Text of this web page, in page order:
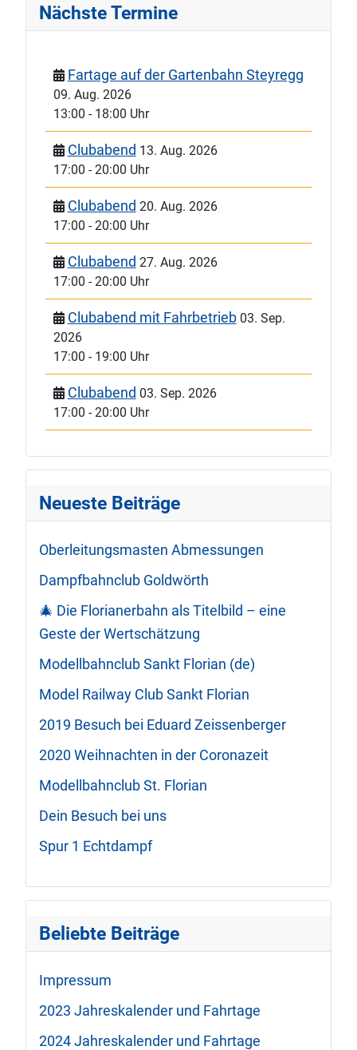
Nächste Termine
Fartage auf der Gartenbahn Steyregg
09. Aug. 2026
13:00 - 18:00 Uhr
Clubabend 13. Aug. 2026
17:00 -20:00 Uhr
Clubabend 20. Aug. 2026
17:00 -20:00 Uhr
Clubabend 27. Aug. 2026
17:00 -20:00 Uhr
Clubabend mit Fahrbetrieb 03. Sep.
2026
17:00 - 19:00 Uhr
Clubabend 03. Sep. 2026
17:00 -20:00 Uhr
Neueste Beiträge
Oberleitungsmasten Abmessungen
Dampfbahnclub Goldwörth
🎄 Die Florianerbahn als Titelbild – eine
Geste der Wertschätzung
Modellbahnclub Sankt Florian (de)
Model Railway Club Sankt Florian
2019 Besuch bei Eduard Zeissenberger
2020 Weihnachten in der Coronazeit
Modellbahnclub St. Florian
Dein Besuch bei uns
Spur 1 Echtdampf
Beliebte Beiträge
Impressum
2023 Jahreskalender und Fahrtage
2024 Jahreskalender und Fahrtage